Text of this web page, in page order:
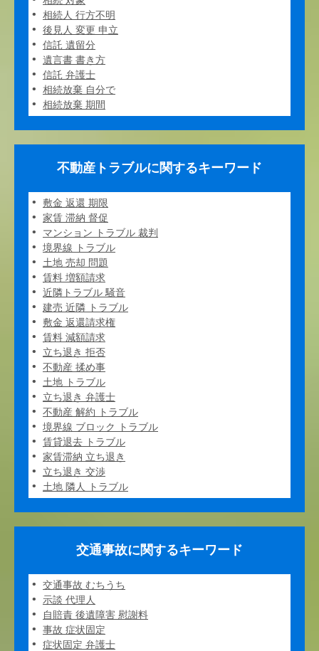
相続人 行方不明
後見人 変更 申立
信託 遺留分
遺言書 書き方
信託 弁護士
相続放棄 自分で
相続放棄 期間
不動産トラブルに関するキーワード
敷金 返還 期限
家賃 滞納 督促
マンション トラブル 裁判
境界線 トラブル
土地 売却 問題
賃料 増額請求
近隣トラブル 騒音
建売 近隣 トラブル
敷金 返還請求権
賃料 減額請求
立ち退き 拒否
不動産 揉め事
土地 トラブル
立ち退き 弁護士
不動産 解約 トラブル
境界線 ブロック トラブル
賃貸退去 トラブル
家賃滞納 立ち退き
立ち退き 交渉
土地 隣人 トラブル
交通事故に関するキーワード
交通事故 むちうち
示談 代理人
自賠責 後遺障害 慰謝料
事故 症状固定
症状固定 弁護士